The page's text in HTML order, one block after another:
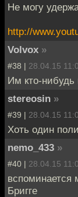
Не могу
http://
Volvox »
#38 | 28.04.15
Им кто-
stereosin »
#39 | 28.04.15
Хоть один
nemo_433 »
#40 | 28.04.15
вспоминается
Бригге